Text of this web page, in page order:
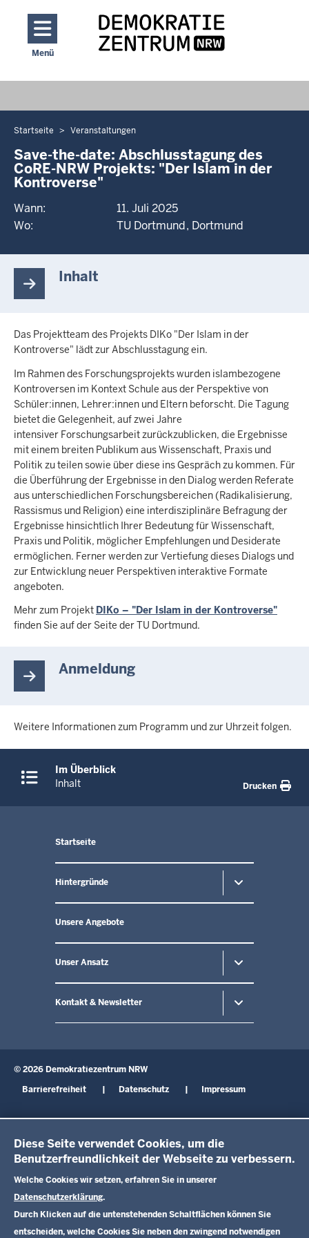
Diese Seite verwendet Cookies, um die
Benutzerfreundlichkeit der Webseite zu verbessern.
Welche Cookies wir setzen, erfahren Sie in unserer
Datenschutzerklärung.
Durch Klicken auf die untenstehenden Schaltflächen können Sie
entscheiden, welche Cookies Sie neben den zwingend notwendigen
Direkt zum Inhalt
Menü
Sie
befinden
sich
hier
Startseite Veranstaltungen
Save-the-date: Abschlusstagung des
CoRE-NRW Projekts: "Der Islam in der
Kontroverse"
Wann:
11. Juli 2025
Wo:
TU Dortmund Dortmund
Inhalt
Das Projektteam des Projekts DIKo "Der Islam in der
Kontroverse" lädt zur Abschlusstagung ein.
Im Rahmen des Forschungsprojekts wurden islambezogene
Kontroversen im Kontext Schule aus der Perspektive von
Schüler:innen, Lehrer:innen und Eltern beforscht. Die Tagung
bietet die Gelegenheit, auf zwei Jahre
intensiver Forschungsarbeit zurückzublicken, die Ergebnisse
mit einem breiten Publikum aus Wissenschaft, Praxis und
Politik zu teilen sowie über diese ins Gespräch zu kommen. Für
die Überführung der Ergebnisse in den Dialog werden Referate
aus unterschiedlichen Forschungsbereichen (Radikalisierung,
Rassismus und Religion) eine interdisziplinäre Befragung der
Ergebnisse hinsichtlich Ihrer Bedeutung für Wissenschaft,
Praxis und Politik, möglicher Empfehlungen und Desiderate
ermöglichen. Ferner werden zur Vertiefung dieses Dialogs und
zur Entwicklung neuer Perspektiven interaktive Formate
angeboten.
Mehr zum Projekt DIKo – "Der Islam in der Kontroverse"
finden Sie auf der Seite der TU Dortmund.
Anmeldung
Weitere Informationen zum Programm und zur Uhrzeit folgen.
Inhalte
Im Überblick
Inhalt
Drucken
in
der
Fußzeile
Startseite
Hintergründe
Unsere Angebote
Unser Ansatz
Kontakt & Newsletter
© 2026 Demokratiezentrum NRW
Fußzeile
Barrierefreiheit Datenschutz Impressum